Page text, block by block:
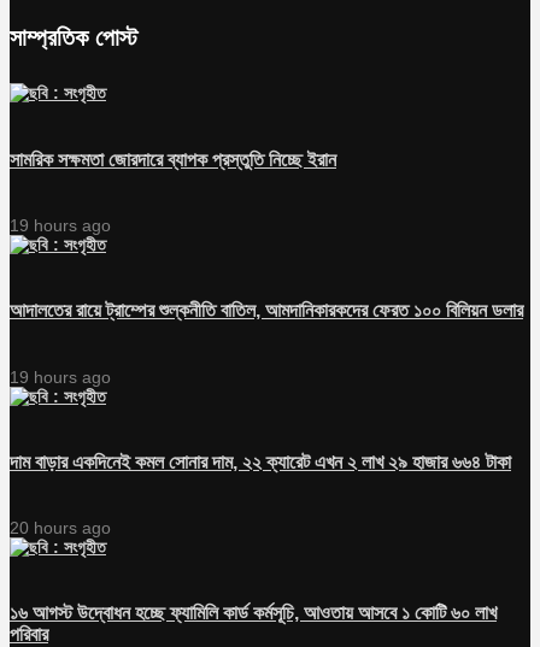
সাম্প্রতিক পোস্ট
সামরিক সক্ষমতা জোরদারে ব্যাপক প্রস্তুতি নিচ্ছে ইরান
19 hours ago
আদালতের রায়ে ট্রাম্পের শুল্কনীতি বাতিল, আমদানিকারকদের ফেরত ১০০ বিলিয়ন ডলার
19 hours ago
দাম বাড়ার একদিনেই কমল সোনার দাম, ২২ ক্যারেট এখন ২ লাখ ২৯ হাজার ৬৬৪ টাকা
20 hours ago
১৬ আগস্ট উদ্বোধন হচ্ছে ফ্যামিলি কার্ড কর্মসূচি, আওতায় আসবে ১ কোটি ৬০ লাখ
পরিবার